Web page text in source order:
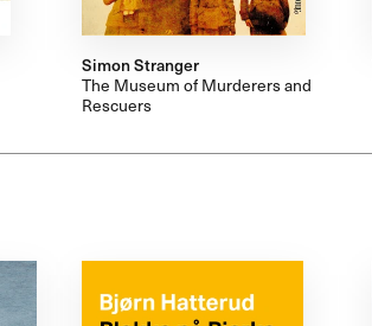
Simon Stranger
The Museum of Murderers and
Rescuers